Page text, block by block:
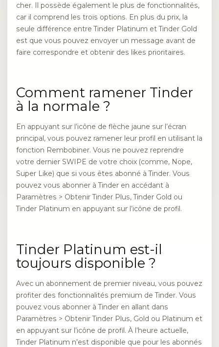
cher. Il possède également le plus de fonctionnalités,
car il comprend les trois options. En plus du prix, la
seule différence entre Tinder Platinum et Tinder Gold
est que vous pouvez envoyer un message avant de
faire correspondre et obtenir des likes prioritaires.
Comment ramener Tinder
à la normale ?
En appuyant sur l’icône de flèche jaune sur l’écran
principal, vous pouvez ramener leur profil en utilisant la
fonction Rembobiner. Vous ne pouvez reprendre
votre dernier SWIPE de votre choix (comme, Nope,
Super Like) que si vous êtes abonné à Tinder. Vous
pouvez vous abonner à Tinder en accédant à
Paramètres > Obtenir Tinder Plus, Tinder Gold ou
Tinder Platinum en appuyant sur l’icône de profil.
Tinder Platinum est-il
toujours disponible ?
Avec un abonnement de premier niveau, vous pouvez
profiter des fonctionnalités premium de Tinder. Vous
pouvez vous abonner à Tinder en allant dans
Paramètres > Obtenir Tinder Plus, Gold ou Platinum et
en appuyant sur l’icône de profil. À l’heure actuelle,
Tinder Platinum n’est disponible que pour les abonnés